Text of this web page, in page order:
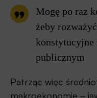
Mogę po raz
żeby
konstytucyjne
publicznym
Patrząc więc
makroekonomię ‒